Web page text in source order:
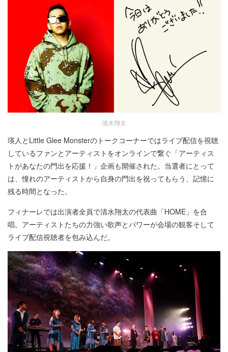
清水翔太
瑛人とLittle Glee Monsterのトークコーナーではライブ配信を視聴
しているファンとアーティストをオンラインで繋ぐ「アーティス
トがあなたの門出を応援！」企画も開催された。当選者にとって
は、憧れのアーティストから自身の門出を祝ってもらう、記憶に
残る時間となった。
フィナーレでは出演者全員で清水翔太の代表曲「HOME」を合
唱。アーティストたちの力強い歌声とパワーが会場の観客そして
ライブ配信視聴者を包み込んだ。